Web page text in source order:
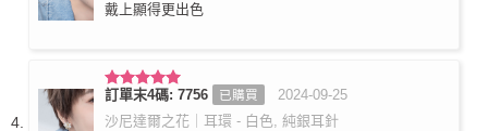
戴上顯得更出色
評分5滿
分 5
訂單末4碼: 7756 已購買
2024-09-25
沙尼達爾之花｜耳環 - 白色, 純銀耳針